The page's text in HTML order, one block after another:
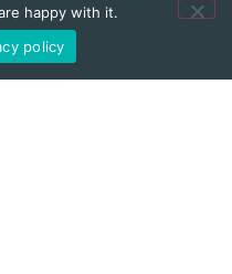
happy with it.
policy